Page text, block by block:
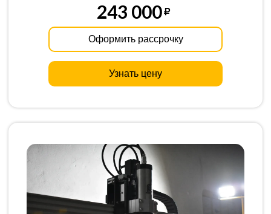
243 000
Оформить рассрочку
Узнать цену